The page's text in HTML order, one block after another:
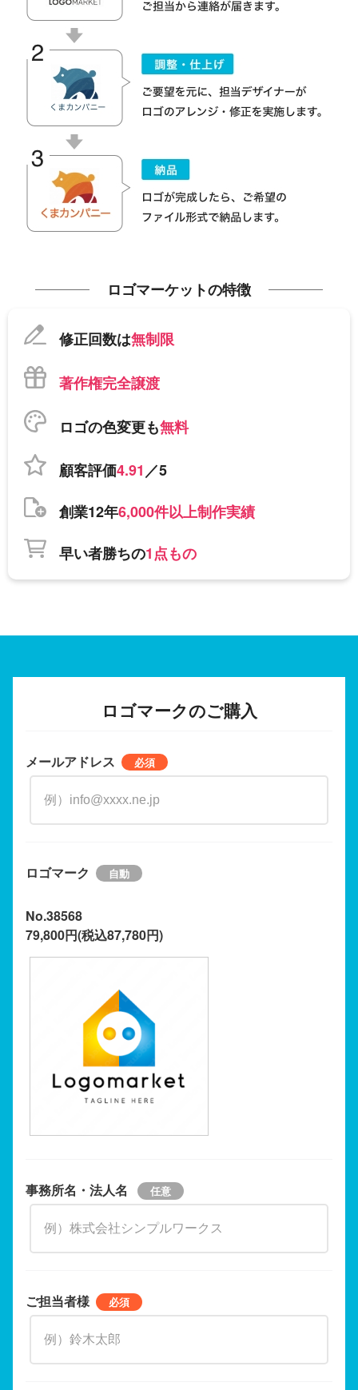
ロゴマーケットの特徴
修正回数は無制限
著作権完全譲渡
ロゴの色変更も無料
顧客評価4.91／5
創業12年6,000件以上制作実績
早い者勝ちの1点もの
ロゴマークのご購入
メールアドレス
ロゴマーク
No.38568
79,800円(税込87,780円)
事務所名・法人名
ご担当者様